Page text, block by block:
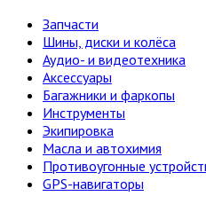
Запчасти
Шины, диски и колёса
Аудио- и видеотехника
Аксессуары
Багажники и фаркопы
Инструменты
Экипировка
Масла и автохимия
Противоугонные
GPS-навигаторы